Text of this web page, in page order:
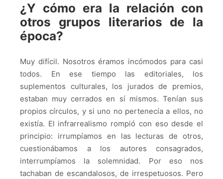
¿Y cómo era la relación con
otros grupos literarios de la
época?
Muy difícil. Nosotros éramos incómodos para casi
todos. En ese tiempo las editoriales, los
suplementos culturales, los jurados de premios,
estaban muy cerrados en sí mismos. Tenían sus
propios círculos, y si uno no pertenecía a ellos, no
existía. El infrarrealismo rompió con eso desde el
principio: irrumpíamos en las lecturas de otros,
cuestionábamos a los autores consagrados,
interrumpíamos la solemnidad. Por eso nos
tachaban de escandalosos, de irrespetuosos. Pero